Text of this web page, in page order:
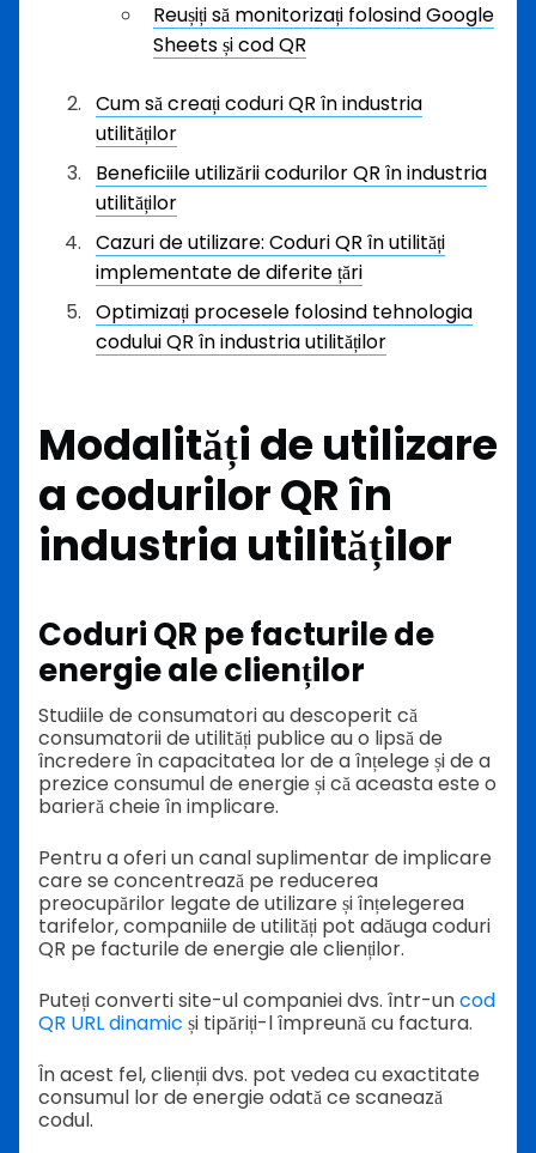
Reușiți să monitorizați folosind Google
Sheets și cod QR
Cum să creați coduri QR în industria
utilităților
Beneficiile utilizării codurilor QR în industria
utilităților
Cazuri de utilizare: Coduri QR în utilități
implementate de diferite țări
Optimizați procesele folosind tehnologia
codului QR în industria utilităților
Modalități de utilizare
a codurilor QR în
industria utilităților
Coduri QR pe facturile de
energie ale clienților
Studiile de consumatori au descoperit că
consumatorii de utilități publice au o lipsă de
încredere în capacitatea lor de a înțelege și de a
prezice consumul de energie și că aceasta este o
barieră cheie în implicare.
Pentru a oferi un canal suplimentar de implicare
care se concentrează pe reducerea
preocupărilor legate de utilizare și înțelegerea
tarifelor, companiile de utilități pot adăuga coduri
QR pe facturile de energie ale clienților.
Puteți converti site-ul companiei dvs. într-uncod
QR URL dinamic și tipăriți-l împreună cu factura.
În acest fel, clienții dvs. pot vedea cu exactitate
consumul lor de energie odată ce scanează
codul.